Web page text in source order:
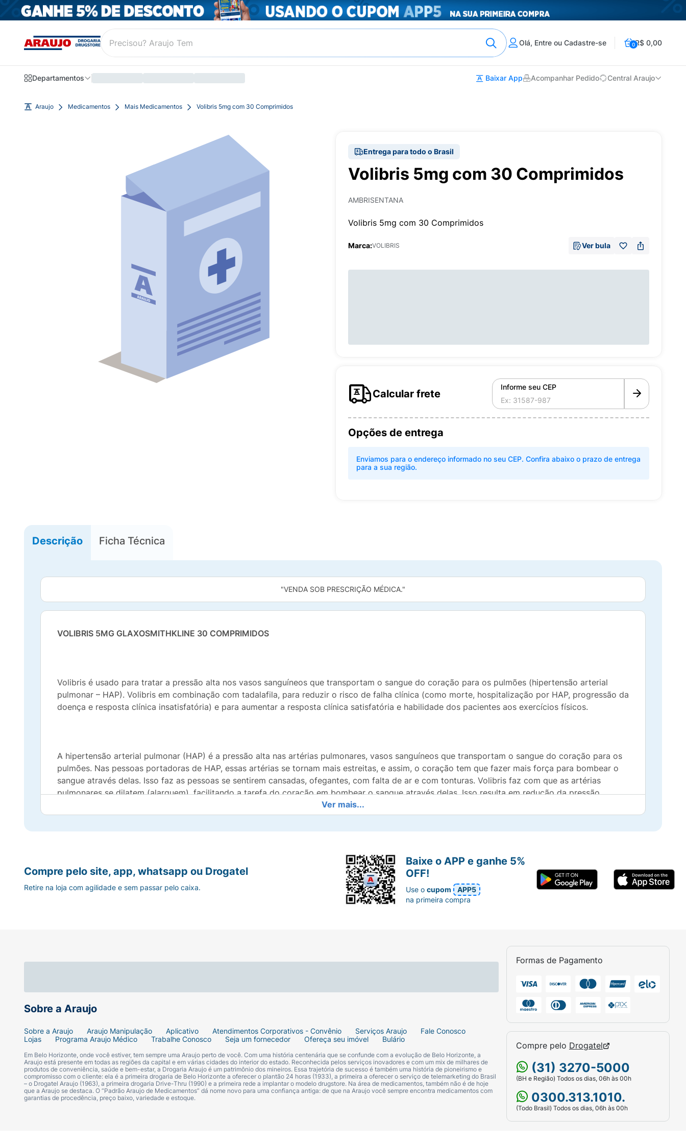
Olá, Entre ou Cadastre-se 0R$ 0,00
Departamentos Baixar App Acompanhar Pedido Central Araujo
Araujo Medicamentos Mais Medicamentos Volibris 5mg com 30 Comprimidos
Entrega para todo o Brasil
Volibris 5mg com 30 Comprimidos
AMBRISENTANA
Volibris 5mg com 30 Comprimidos
Marca:VOLIBRIS Ver bula
Calcular frete
Informe seu CEP
Opções de entrega
Enviamos para o endereço informado no seu CEP. Confira abaixo o prazo de entrega
para a sua região.
Descrição Ficha Técnica
"VENDA SOB PRESCRIÇÃO MÉDICA."
VOLIBRIS 5MG GLAXOSMITHKLINE 30 COMPRIMIDOS
Volibris é usado para tratar a pressão alta nos vasos sanguíneos que transportam o sangue do coração para os pulmões (hipertensão arterial
pulmonar – HAP). Volibris em combinação com tadalafila, para reduzir o risco de falha clínica (como morte, hospitalização por HAP, progressão da
doença e resposta clínica insatisfatória) e para aumentar a resposta clínica satisfatória e habilidade dos pacientes aos exercícios físicos.
A hipertensão arterial pulmonar (HAP) é a pressão alta nas artérias pulmonares, vasos sanguíneos que transportam o sangue do coração para os
pulmões. Nas pessoas portadoras de HAP, essas artérias se tornam mais estreitas, e assim, o coração tem que fazer mais força para bombear o
sangue através delas. Isso faz as pessoas se sentirem cansadas, ofegantes, com falta de ar e com tonturas. Volibris faz com que as artérias
pulmonares se dilatem (alarguem), facilitando a tarefa do coração em bombear o sangue através delas. Isso resulta em redução da pressão
Ver mais...
Sobre a Araujo
Sobre a Araujo Araujo Manipulação Aplicativo Atendimentos Corporativos - Convênio Serviços Araujo
Fale Conosco
Lojas
Programa Araujo Médico Trabalhe Conosco Seja um fornecedor Ofereça seu imóvel Bulário
Em Belo Horizonte, onde você estiver, tem sempre uma Araujo perto de você. Com uma história centenária que se confunde com a evolução de Belo Horizonte, a
Araujo está presente em todas as regiões da capital e em várias cidades do interior do estado. Reconhecida pelos serviços inovadores e com um mix de milhares de
produtos de conveniência, saúde e bem-estar, a Drogaria Araujo é um patrimônio dos mineiros. Essa trajetória de sucesso é também uma história de pioneirismo e
compromisso com o cliente: ela é a primeira drogaria de Belo Horizonte a oferecer o plantão 24 horas (1933), a primeira a oferecer o serviço de telemarketing do Brasil
– o Drogatel Araujo (1963), a primeira drogaria Drive-Thru (1990) e a primeira rede a implantar o modelo drugstore. Na área de medicamentos, também não é de hoje
que a Araujo se destaca. O “Padrão Araujo de Medicamentos” dá nome novo para uma confiança antiga: de que na Araujo você sempre encontra medicamentos com
garantias de procedência, preço baixo, variedade e estoque.
Formas de Pagamento
Compre pelo Drogatel
(31) 3270-5000
(BH e Região) Todos os dias, 06h às 00h
0300.313.1010.
(Todo Brasil) Todos os dias, 06h às 00h
Compre pelo site, app, whatsapp ou Drogatel
Retire na loja com agilidade e sem passar pelo caixa.
Baixe o APP e ganhe 5%
OFF!
Use ocupom
APP5
na primeira compra